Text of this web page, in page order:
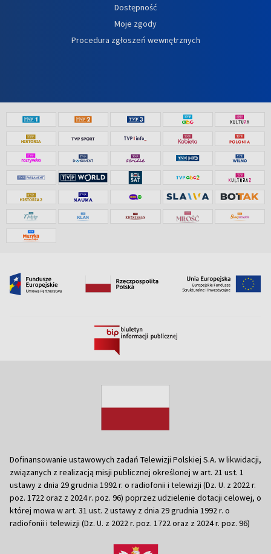
Dostępność
Moje zgody
Procedura zgłoszeń wewnętrznych
Dofinansowanie ustawowych zadań Telewizji Polskiej S.A. w likwidacji,
związanych z realizacją misji publicznej określonej w art. 21 ust. 1
ustawy z dnia 29 grudnia 1992 r. o radiofonii i telewizji (Dz. U. z 2022 r.
poz. 1722 oraz z 2024 r. poz. 96) poprzez udzielenie dotacji celowej, o
której mowa w art. 31 ust. 2 ustawy z dnia 29 grudnia 1992 r. o
radiofonii i telewizji (Dz. U. z 2022 r. poz. 1722 oraz z 2024 r. poz. 96)